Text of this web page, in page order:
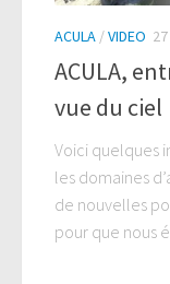
ACULA /VIDEO
ACULA,
vue du ciel
Voici quelques
les domaines
de nouvelles
pour que nous